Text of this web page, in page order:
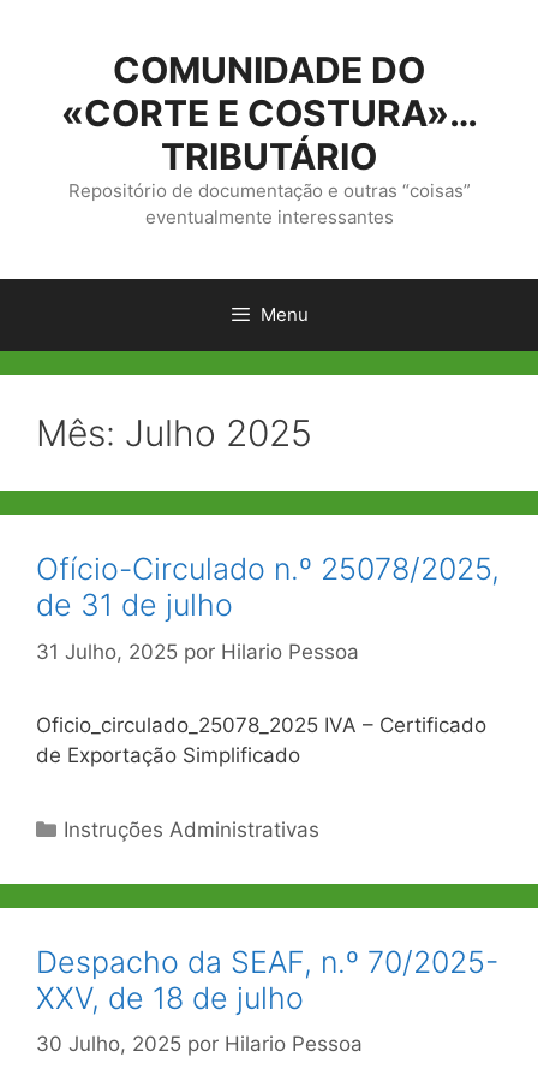
conteúdo
COMUNIDADE DO
«CORTE E COSTURA»…
TRIBUTÁRIO
Repositório de documentação e outras “coisas”
eventualmente interessantes
Menu
Mês: Julho 2025
Ofício-Circulado n.º 25078/2025,
de 31 de julho
31 Julho, 2025 por Hilario Pessoa
Oficio_circulado_25078_2025 IVA – Certificado
de Exportação Simplificado
Categorias
Instruções Administrativas
Despacho da SEAF, n.º 70/2025-
XXV, de 18 de julho
30 Julho, 2025 por Hilario Pessoa